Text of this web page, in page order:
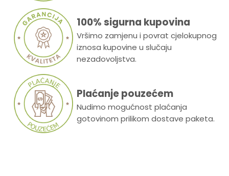
100% sigurna kupovina
Vršimo zamjenu i povrat cjelokupnog
iznosa kupovine u slučaju
nezadovoljstva.
Plaćanje pouzećem
Nudimo mogućnost plaćanja
gotovinom prilikom dostave paketa.